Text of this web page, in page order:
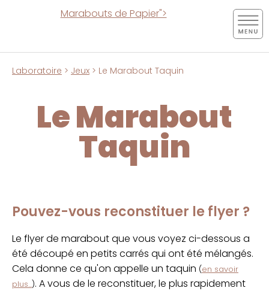
Marabouts de Papier">
Laboratoire > Jeux > Le Marabout Taquin
Le Marabout
Taquin
Pouvez-vous reconstituer le flyer ?
Le flyer de marabout que vous voyez ci-dessous a
été découpé en petits carrés qui ont été mélangés.
Cela donne ce qu'on appelle un taquin (en savoir
plus...). A vous de le reconstituer, le plus rapidement